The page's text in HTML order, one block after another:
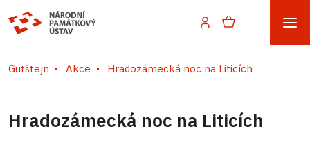
Gutštejn Akce Hradozámecká noc na Liticích
Hradozámecká noc na Liticích